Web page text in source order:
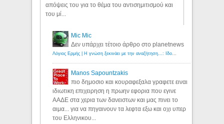
απόψεις του για το θέμα του αντισημιτισμού και
του μί...
Mic Mic
Δεν υπάρχει τέτοιο άρθρο στο planetnews
Λόγιος Ερμής | Η γνώση ξεκινάει με την αναζήτηση...: Ιδού οι 18 που χρωστούν 11 δις ευρώ!
Manos Sapountzakis
πιο δημοσιο και κουραφεξαλα γραφετε ειναι
ιδιωτικη επιχειρηση η πρωην εφορια που εγινε
ΑΑΔΕ στα χερια των δανειστων και μας πινει το
αιμα... για να πηγαινουν τα λεφτα εξω και οχι υπερ
του Ελληνικου...